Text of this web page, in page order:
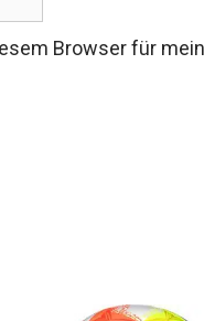
Browser für